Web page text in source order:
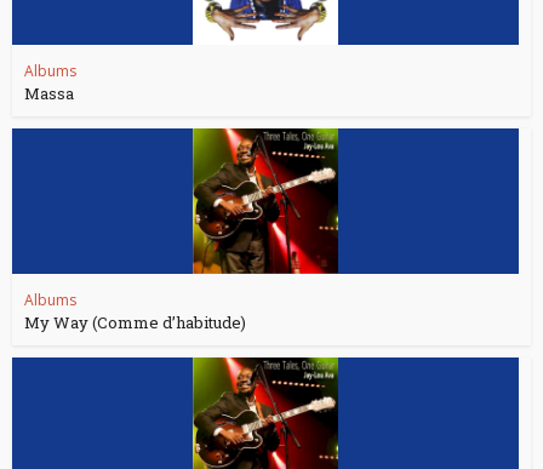
Albums
Massa
Albums
My Way (Comme d’habitude)